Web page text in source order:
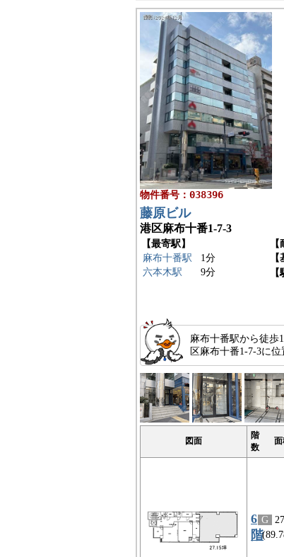
物件番号：038396
藤原ビル
港区麻布十番1-7-3
【最寄駅】
麻布十番駅
1分
六本木駅
9分
麻布十番駅から徒歩
区麻布十番1-7-3に
図面
階
数
6
階
G